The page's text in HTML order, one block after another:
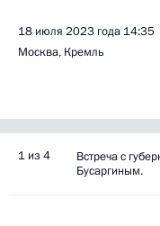
18 июля 2023 года 14:35
Москва, Кремль
1 из 4
Встреча с
Бусаргиным.